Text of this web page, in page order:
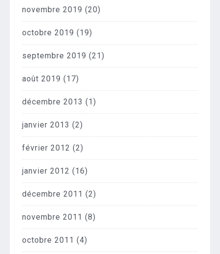
novembre 2019 (20)
octobre 2019 (19)
septembre 2019 (21)
août 2019 (17)
décembre 2013 (1)
janvier 2013 (2)
février 2012 (2)
janvier 2012 (16)
décembre 2011 (2)
novembre 2011 (8)
octobre 2011 (4)